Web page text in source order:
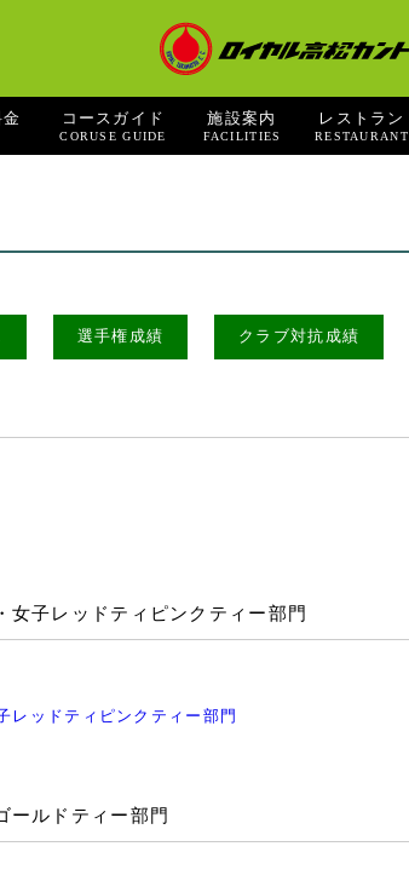
金 コースガイド
CORUSE GUIDE
施設案内
FACILITIES
レストラン
RESTAURANT
選手権成績 クラブ対抗成績
子レッドティピンクティー部門
ッドティピンクティー部門
ルドティー部門